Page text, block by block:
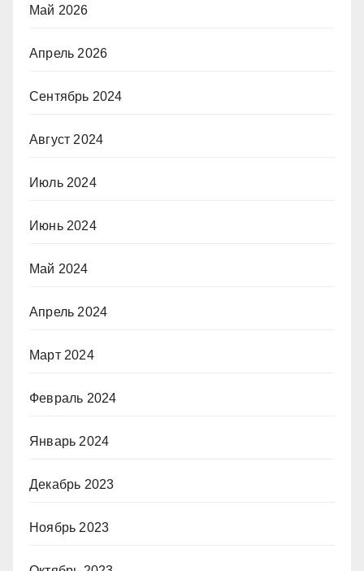
Май 2026
Апрель 2026
Сентябрь 2024
Август 2024
Июль 2024
Июнь 2024
Май 2024
Апрель 2024
Март 2024
Февраль 2024
Январь 2024
Декабрь 2023
Ноябрь 2023